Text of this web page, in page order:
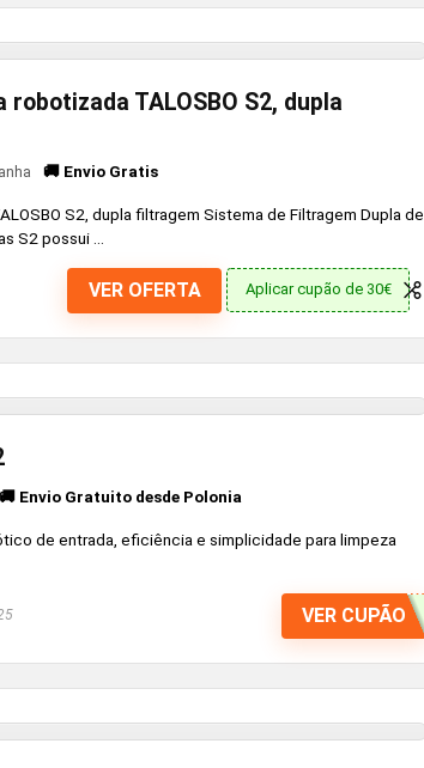
TALOSBO S2, dupla
🚚 Envio Gratis
S2, dupla filtragem Sistema de Filtragem Dupla de
S2 possui ...
VER OFERTA Aplicar cupão de 30€
🚚 Envio Gratuito desde Polonia
de entrada, eficiência e simplicidade para limpeza
VER CUPÃO